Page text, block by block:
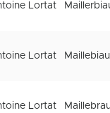
Lortat
Lortat Maillebiau
Lortat